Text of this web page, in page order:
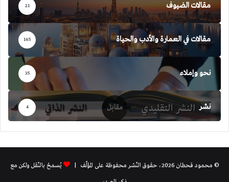
مقالات الضيوف 21
مقالات في العمارة والأدب والحياة 165
نحو وإملاء 35
نشر 4
© محمود قحطان 2026، حقوق النّشر محفوظة على المؤلّف |
يُسمحُ بالنّقل ولكن مع